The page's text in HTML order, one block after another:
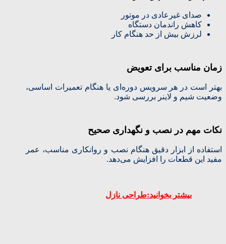
صدای غیرعادی در موتور
کاهش راندمان دستگاه
لرزش بیش از حد هنگام کار
زمان مناسب برای تعویض
بهتر است در هر سرویس دوره‌ای یا هنگام تعمیرات اساسی،
وضعیت شیم و لاینر بررسی شود.
نکات مهم در نصب و نگهداری صحیح
استفاده از ابزار دقیق هنگام نصب و روانکاری مناسب، عمر
مفید این قطعات را افزایش می‌دهد.
بیشتر بخوانید:طراحی نازل